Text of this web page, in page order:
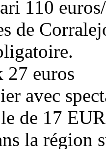
110
de
27 euros
avec
de 17
la région